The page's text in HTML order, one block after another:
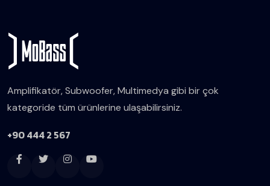
Amplifikatör, Subwoofer, Multimedya gibi bir çok
kategoride tüm ürünlerine ulaşabilirsiniz.
+90 444 2 567